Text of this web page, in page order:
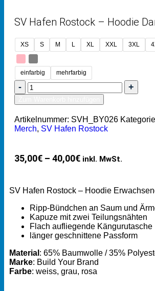
SV Hafen Rostock – Hoodie
XS S M L XL XXL 3XL
einfarbig mehrfarbig
Artikelnummer: SVH_BY026
Merch, SV Hafen Rostock
35,00€ – 40,00€ inkl. MwSt.
SV Hafen Rostock – Hoodie
Ripp-Bündchen an Saum und
Kapuze mit zwei Teilungsnähten
Flach aufliegende Kängurutasche
länger geschnittene Passform
Material : 65% Baumwolle / 35%
Marke: Build Your Brand
Farbe: weiss, grau, rosa